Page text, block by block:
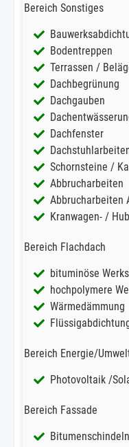
Bereich Sonstiges
Bodentreppen
Terrassen /
Dachbegrünung
Dachgauben
Dachfenster
Schornsteine /
Abbrucharbeiten
Abbrucharbeiten
Kranwagen- /
Bereich Flachdach
bituminöse
hochpolymere
Wärmedämmung
Bereich Energie/
Photovoltaik /
Bereich Fassade
Bitumenschindeln